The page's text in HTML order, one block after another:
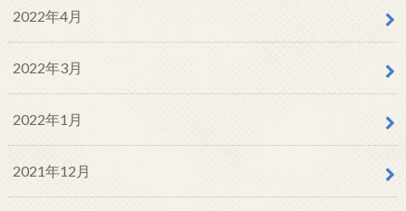
2022年4月
2022年3月
2022年1月
2021年12月